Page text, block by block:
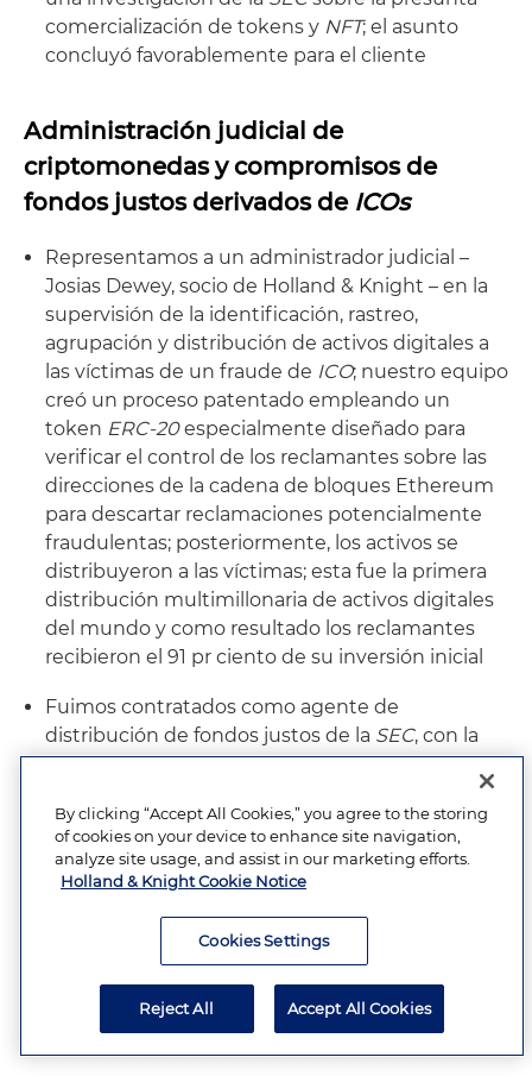
comercialización de tokens y NFT; el asunto
concluyó favorablemente para el cliente
Administración judicial de
criptomonedas y compromisos de
fondos justos derivados de ICOs
Representamos a un administrador judicial –
Josias Dewey, socio de Holland & Knight – en la
supervisión de la identificación, rastreo,
agrupación y distribución de activos digitales a
las víctimas de un fraude de ICO; nuestro equipo
creó un proceso patentado empleando un
token ERC-20especialmente diseñado para
verificar el control de los reclamantes sobre las
direcciones de la cadena de bloques Ethereum
para descartar reclamaciones potencialmente
fraudulentas; posteriormente, los activos se
distribuyeron a las víctimas; esta fue la primera
distribución multimillonaria de activos digitales
del mundo y como resultado los reclamantes
recibieron el 91 pr ciento de su inversión inicial
Fuimos contratados como agente de
distribución de fondos justos de la SEC, con la
responsabilidad de crear un proceso de
reclamaciones y distribución para las víctimas de
un fraude deICO; Bbajo la supervisión de laSEC
nuestros abogados emplearon el proceso
basado enblockchain de propiedad de Holland
algoritmo de pérdidas para distribuir
equitativamente los activos a las víctimas – lo
que resultó en la devolución de la totalidad de la
inversión inicial a los reclamantes y una cantidad
razonable de intereses
By clicking “Accept All Cookies,” you agree to the storing
of cookies on your device to enhance site navigation,
analyze site usage, and assist in our marketing efforts.
Holland & Knight Cookie Notice
Cookies Settings
Reject All Accept All Cookies